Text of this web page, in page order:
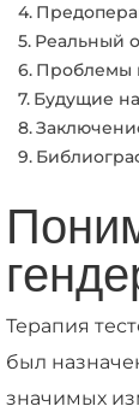
Реальный
Проблемы
Будущие
Терапия
был
значимых